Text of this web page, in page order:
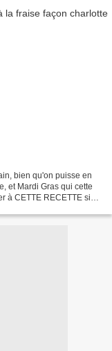
bien qu'on puisse en
et Mardi Gras qui cette
à CETTE RECETTE si